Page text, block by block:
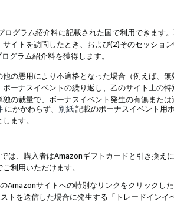
ログラム紹介料に記載された国で利用できます
イトを訪問したとき、および(2)そのセッショ
グラム紹介料を獲得します。
の悪用により不適格となった場合（例えば、
ボーナスイベントの繰り返し、乙のサイト上の
の裁量で、ボーナスイベント発生の有無また
にかかわらず、 別紙記載のボーナスイベント用
ます。
は、購入者はAmazonギフトカードと引き換
利用いただけます。
Amazonサイトへの特別なリンクをクリックし
トを送信した場合に発生する「トレードイン